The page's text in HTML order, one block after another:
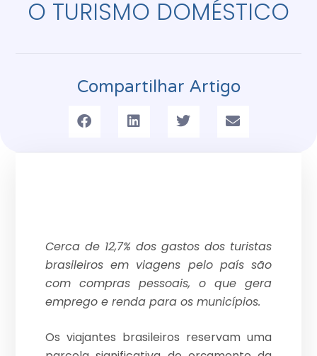
O TURISMO DOMÉSTICO
Compartilhar Artigo
Cerca de 12,7% dos gastos dos turistas
brasileiros em viagens pelo país são
com compras pessoais, o que gera
emprego e renda para os municípios.
Os viajantes brasileiros reservam uma